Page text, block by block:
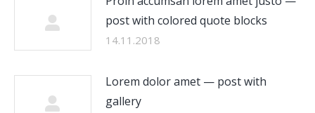
post with colored quote blocks
14.11.2018
Lorem dolor amet — post with
gallery